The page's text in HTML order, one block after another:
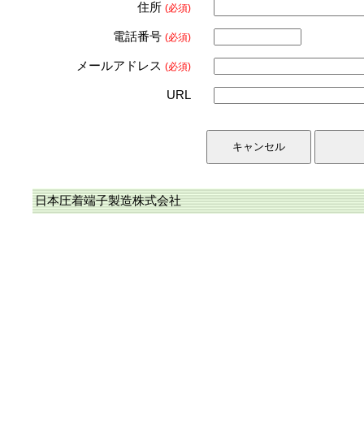
住所 (必須)
電話番号 (必須)
メールアドレス (必須)
URL
日本圧着端子製造株式会社